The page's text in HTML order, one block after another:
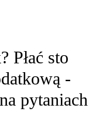
Płać sto
-
pytaniach